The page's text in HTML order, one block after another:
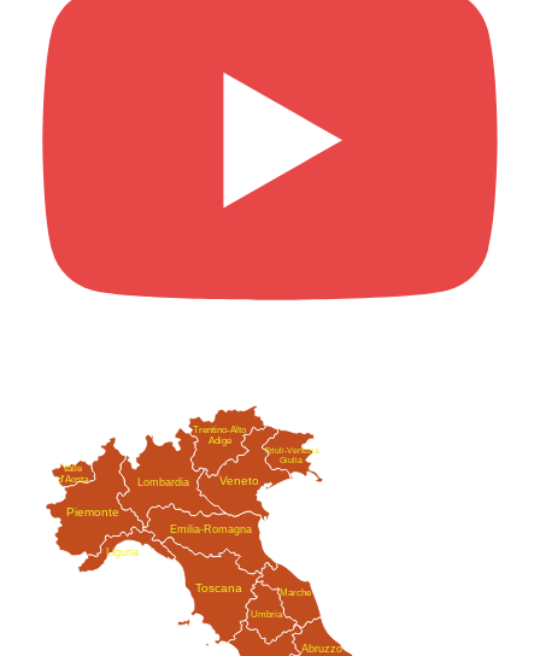
Abruzzo
Valle
d'Aosta
Emilia-Romagna
Friuli-Venezia
Giulia
Liguria
Lombardia
Marche
Piemonte
Trentino-Alto
Adige
Toscana
Umbria
Veneto